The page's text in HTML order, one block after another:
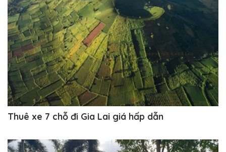
Thuê xe 7 chỗ đi Gia Lai giá hấp dẫn